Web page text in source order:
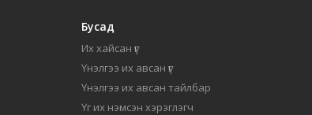
Бусад
Их хайсан үг
Үнэлгээ их авсан үг
Үнэлгээ их авсан тайлбар
Үг их нэмсэн хэрэглэгч